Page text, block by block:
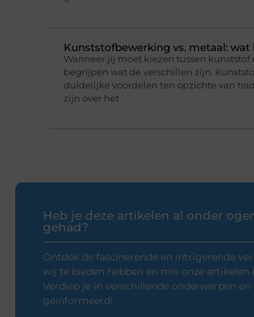
Kunststofbewerking vs. metaal: wat
Wanneer jij moet kiezen tussen
begrijpen wat de verschillen zijn.
duidelijke voordelen ten opzichte van
zijn over het
Heb je deze artikelen al onder
gehad?
Ontdek de fascinerende en intrigerende
wij te bieden hebben en mis onze artikelen
Verdiep je in verschillende onderwerpen
geïnformeerd!